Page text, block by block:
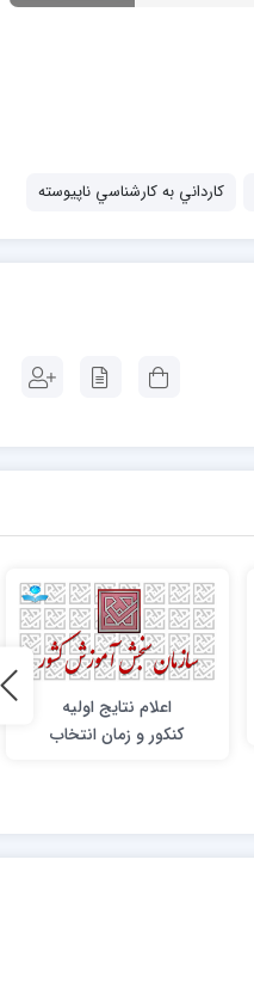
كارداني به كارشناسي ناپيوسته
اعلام نتایج اولیه
کنکور و زمان انتخاب